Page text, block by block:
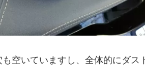
も空いていますし、全体的にダス